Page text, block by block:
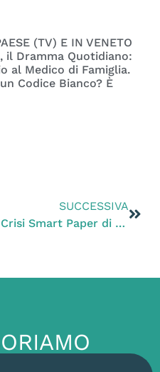
(TV) E IN VENETO
il Dramma Quotidiano:
al Medico di Famiglia.
Codice Bianco? È
SUCCESSIVA
Crisi Smart Paper di Castelfranco Veneto. Zanoni (AVS): “Vicinanza ai lavoratori. Tante aziende in difficoltà, dipendenti pagano strategie volute da altri.”